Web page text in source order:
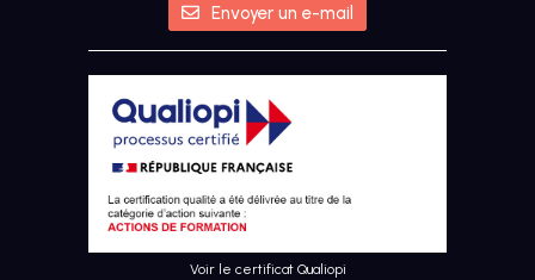
Envoyer un e-mail
Voir le certificat Qualiopi